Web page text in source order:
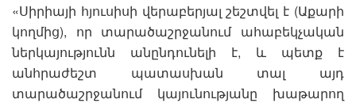
«Սիրիայի հյուսիսի վերաբերյալ շեշտվել է (Աքարի
կողմից), որ տարածաշրջանում ահաբեկչական
ներկայությունն անընդունելի է, և պետք է
անհրաժեշտ պատասխան տալ այդ
տարածաշրջանում կայունությանը խաթարող